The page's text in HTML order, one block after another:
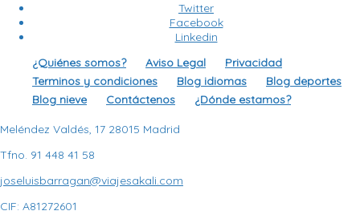
Twitter
Facebook
Linkedin
¿Quiénes somos?
Aviso Legal
Privacidad
Terminos y condiciones
Blog idiomas
Blog deportes
Blog nieve
Contáctenos ¿Dónde estamos?
Meléndez Valdés, 17 28015 Madrid
Tfno. 91 448 41 58
joseluisbarragan@viajesakali.com
CIF: A81272601